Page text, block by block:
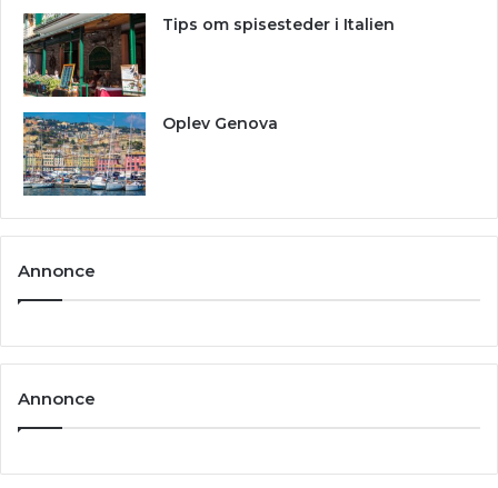
Tips om spisesteder i Italien
Oplev Genova
Annonce
Annonce